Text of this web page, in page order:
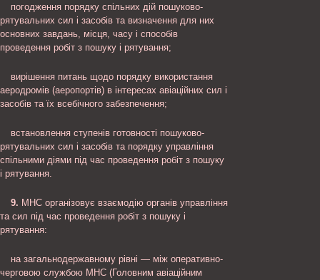
погодження порядку спільних дій пошуково-
рятувальних сил і засобів та визначення для них
основних завдань, місця, часу і способів
проведення робіт з пошуку і рятування;
вирішення питань щодо порядку використання
аеродромів (аеропортів) в інтересах авіаційних сил і
засобів та їх всебічного забезпечення;
встановлення ступенів готовності пошуково-
рятувальних сил і засобів та порядку управління
спільними діями під час проведення робіт з пошуку
і рятування.
9. МНС організовує взаємодію органів управління
та сил під час проведення робіт з пошуку і
рятування:
на загальнодержавному рівні — між оперативно-
черговою службою МНС (Головним авіаційним